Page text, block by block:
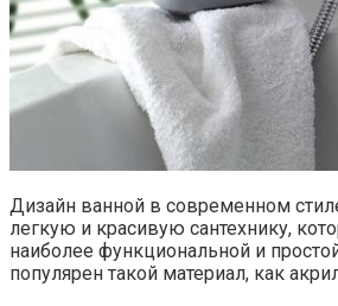
Дизайн ванной в современном
легкую и красивую сантехнику,
наиболее функциональной и
популярен такой материал, как